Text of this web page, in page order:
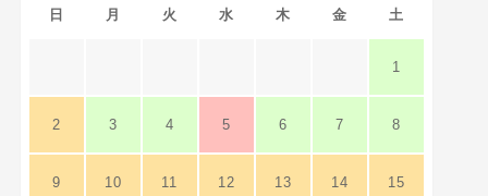
日 月 火 水 木 金 土
1
2 3 4 5 6 7 8
9 10 11 12 13 14 15